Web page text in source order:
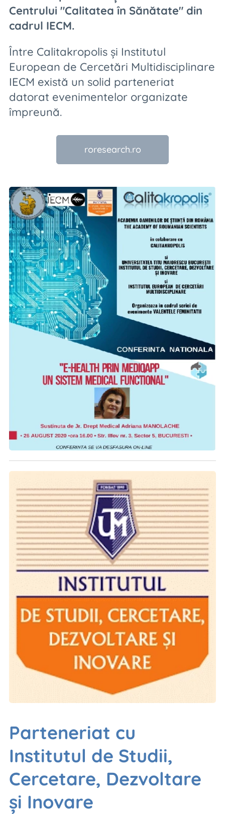
Centrului "Calitatea în Sănătate" din
cadrul IECM.
Între Calitakropolis și Institutul
European de Cercetări Multidisciplinare
IECM există un solid parteneriat
datorat evenimentelor organizate
împreună.
roresearch.ro
Parteneriat cu
Institutul de Studii,
Cercetare, Dezvoltare
și Inovare